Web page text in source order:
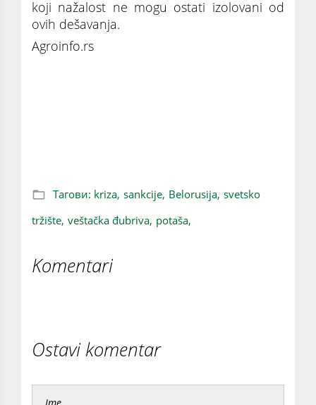
koji nažalost ne mogu ostati izolovani od
ovih dešavanja.
Agroinfo.rs
Тагови: kriza, sankcije, Belorusija, svetsko
tržište, veštačka đubriva, potaša,
Komentari
Ostavi komentar